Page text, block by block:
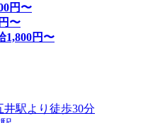
円〜
円〜
1,800円〜
駅より徒歩30分